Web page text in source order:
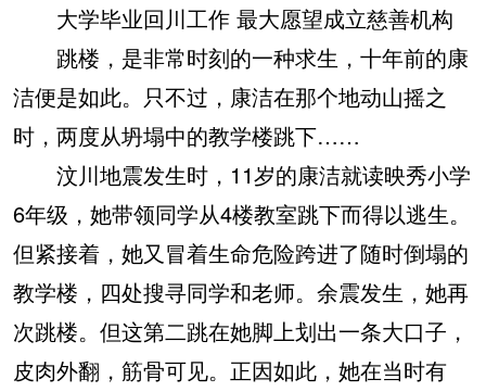
大学毕业回川工作 最大愿望成立慈善机构
跳楼，是非常时刻的一种求生，十年前的康
洁便是如此。只不过，康洁在那个地动山摇之
时，两度从坍塌中的教学楼跳下……
汶川地震发生时，11岁的康洁就读映秀小学
6年级，她带领同学从4楼教室跳下而得以逃生。
但紧接着，她又冒着生命危险跨进了随时倒塌的
教学楼，四处搜寻同学和老师。余震发生，她再
次跳楼。但这第二跳在她脚上划出一条大口子，
皮肉外翻，筋骨可见。正因如此，她在当时有